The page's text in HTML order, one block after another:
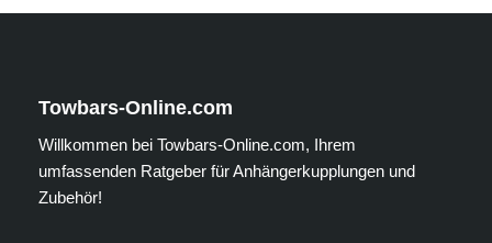
Towbars-Online.com
Willkommen bei Towbars-Online.com, Ihrem
umfassenden Ratgeber für Anhängerkupplungen und
Zubehör!